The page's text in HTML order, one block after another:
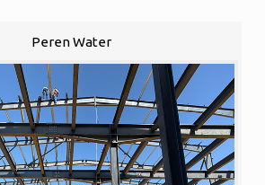
Peren Water